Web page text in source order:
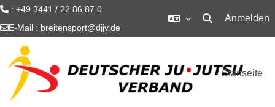
: +49 3441 / 22 86 87 0
E-Mail : breitensport@djjv.de Sucheingabe
Anmelden
Startseite